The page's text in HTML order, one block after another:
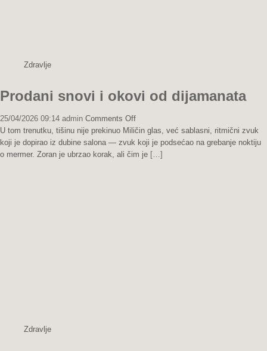
Zdravlje
Prodani snovi i okovi od dijamanata
25/04/2026 09:14 admin Comments Offon
Prodani
snovi
i
U tom trenutku, tišinu nije prekinuo Miličin glas, već sablasni, ritmični zvuk
koji je dopirao iz dubine salona — zvuk koji je podsećao na grebanje noktiju
o mermer. Zoran je ubrzao korak, ali čim je […]
Zdravlje